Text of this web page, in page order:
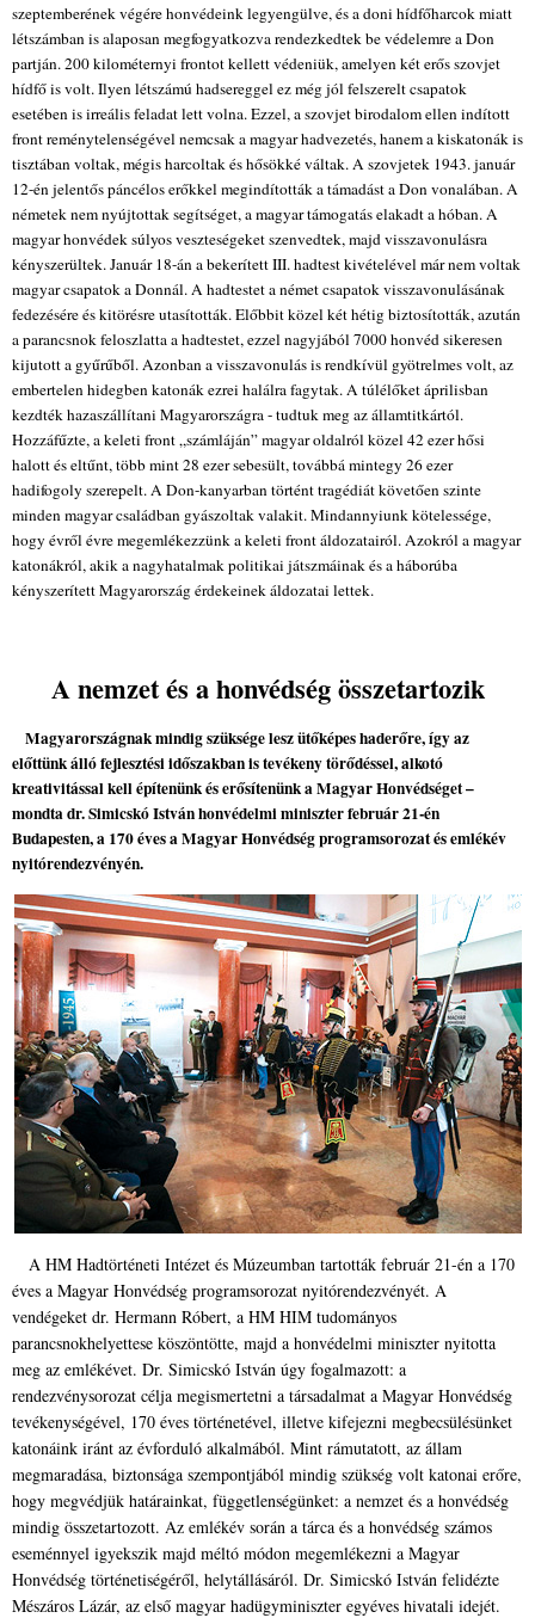
szeptemberének végére honvédeink legyengülve, és a doni hídfőharcok miatt
létszámban is alaposan megfogyatkozva rendezkedtek be védelemre a Don
partján. 200 kilométernyi frontot kellett védeniük, amelyen két erős szovjet
hídfő is volt. Ilyen létszámú hadsereggel ez még jól felszerelt csapatok
esetében is irreális feladat lett volna. Ezzel, a szovjet birodalom ellen indított
front reménytelenségével nemcsak a magyar hadvezetés, hanem a kiskatonák is
tisztában voltak, mégis harcoltak és hősökké váltak. A szovjetek 1943. január
12-én jelentős páncélos erőkkel megindították a támadást a Don vonalában. A
németek nem nyújtottak segítséget, a magyar támogatás elakadt a hóban. A
magyar honvédek súlyos veszteségeket szenvedtek, majd visszavonulásra
kényszerültek. Január 18-án a bekerített III. hadtest kivételével már nem voltak
magyar csapatok a Donnál. A hadtestet a német csapatok visszavonulásának
fedezésére és kitörésre utasították. Előbbit közel két hétig biztosították, azután
a parancsnok feloszlatta a hadtestet, ezzel nagyjából 7000 honvéd sikeresen
kijutott a gyűrűből. Azonban a visszavonulás is rendkívül gyötrelmes volt, az
embertelen hidegben katonák ezrei halálra fagytak. A túlélőket áprilisban
kezdték hazaszállítani Magyarországra - tudtuk meg az államtitkártól.
Hozzáfűzte, a keleti front „számláján” magyar oldalról közel 42 ezer hősi
halott és eltűnt, több mint 28 ezer sebesült, továbbá mintegy 26 ezer
hadifogoly szerepelt. A Don-kanyarban történt tragédiát követően szinte
minden magyar családban gyászoltak valakit. Mindannyiunk kötelessége,
hogy évről évre megemlékezzünk a keleti front áldozatairól. Azokról a magyar
katonákról, akik a nagyhatalmak politikai játszmáinak és a háborúba
kényszerített Magyarország érdekeinek áldozatai lettek.
A nemzet és a honvédség összetartozik
Magyarországnak mindig szüksége lesz ütőképes haderőre, így az
előttünk álló fejlesztési időszakban is tevékeny törődéssel, alkotó
kreativitással kell építenünk és erősítenünk a Magyar Honvédséget –
mondta dr. Simicskó István honvédelmi miniszter február 21-én
Budapesten, a 170 éves a Magyar Honvédség programsorozat és emlékév
nyitórendezvényén.
A HM Hadtörténeti Intézet és Múzeumban tartották február 21-én a 170
éves a Magyar Honvédség programsorozat nyitórendezvényét. A
vendégeket dr. Hermann Róbert, a HM HIM tudományos
parancsnokhelyettese köszöntötte, majd a honvédelmi miniszter nyitotta
meg az emlékévet. Dr. Simicskó István úgy fogalmazott: a
rendezvénysorozat célja megismertetni a társadalmat a Magyar Honvédség
tevékenységével, 170 éves történetével, illetve kifejezni megbecsülésünket
katonáink iránt az évforduló alkalmából. Mint rámutatott, az állam
megmaradása, biztonsága szempontjából mindig szükség volt katonai erőre,
hogy megvédjük határainkat, függetlenségünket: a nemzet és a honvédség
mindig összetartozott. Az emlékév során a tárca és a honvédség számos
eseménnyel igyekszik majd méltó módon megemlékezni a Magyar
Honvédség történetiségéről, helytállásáról. Dr. Simicskó István felidézte
Mészáros Lázár, az első magyar hadügyminiszter egyéves hivatali idejét.